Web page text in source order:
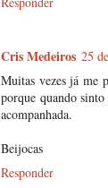
Cris Medeiros 25
Muitas vezes já me
porque quando
acompanhada.
Beijocas
Responder